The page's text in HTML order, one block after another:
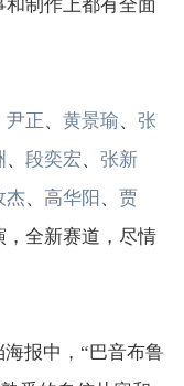
和制作上都有全面
尹正、 黄景瑜、 张
、 段奕宏、 张新
杰、 高华阳 、 贾
，全新赛道，尽情
报中，“巴音布鲁